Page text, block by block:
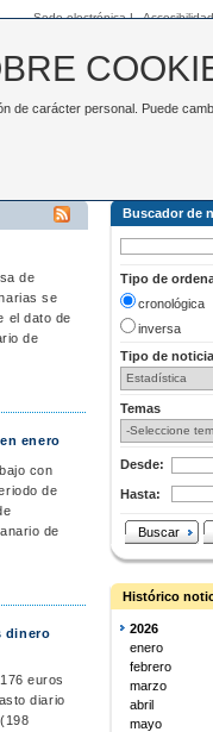
Sede electrónica | Accesibilidad
de
se
el dato de
de
enero
con
de
de
dinero
euros
diario
Buscador de
Tipo de
cronológica
inversa
Tipo de noticia
Temas
Desde:
Hasta:
Buscar
Histórico
2026
enero
febrero
marzo
abril
mayo
carácter personal. Puede